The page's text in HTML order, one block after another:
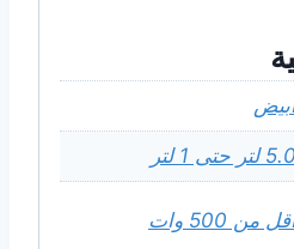
5.0 لتر حتى 1 لتر
من 500 وات